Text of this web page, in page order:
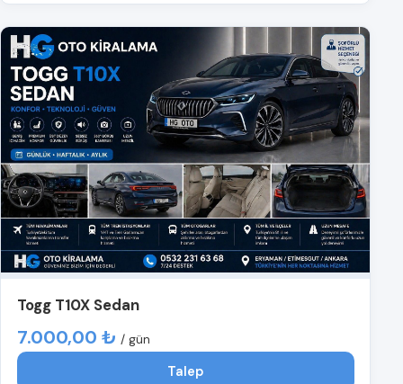
Togg T10X Sedan
7.000,00 ₺ / gün
Talep